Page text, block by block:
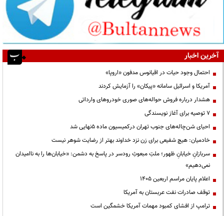
آخرین اخبار
احتمال وجود حیات در اقیانوس مدفون «اروپا»
آمریکا و اسرائیل سامانه «پیکان» را آزمایش کردند
هشدار درباره فروش حواله‌های صوری خودروهای وارداتی
۷ توصیه برای آغاز نویسندگی
احیای شن‌چاله‌های جنوب تهران درکمیسیون ماده ۵نهایی شد
خادمیان: هیچ شفیعی برای زن نزد خداوند بهتر از رضایت شوهر نیست
سربازانِ خیابانِ ظهور؛ ملتِ مبعوثِ رودسر در پاسخ به دشمن: «خیابان‌ها را به ناامیدان
نمی‌دهیم»
اعلام پایان مراسم اربعین ۱۴۰۵
توقف صادرات نفت عربستان به آمریکا
ترامپ از افشای کمبود مهمات آمریکا خشمگین است